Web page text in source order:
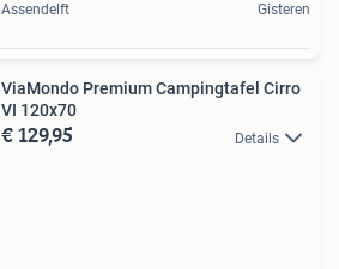
Assendelft Gisteren
ViaMondo Premium Campingtafel Cirro
VI 120x70
€ 129,95 Details